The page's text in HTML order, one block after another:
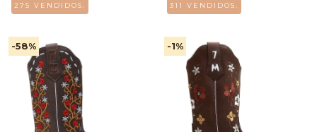
275 VENDIDOS. 311 VENDIDOS.
-58% -1%